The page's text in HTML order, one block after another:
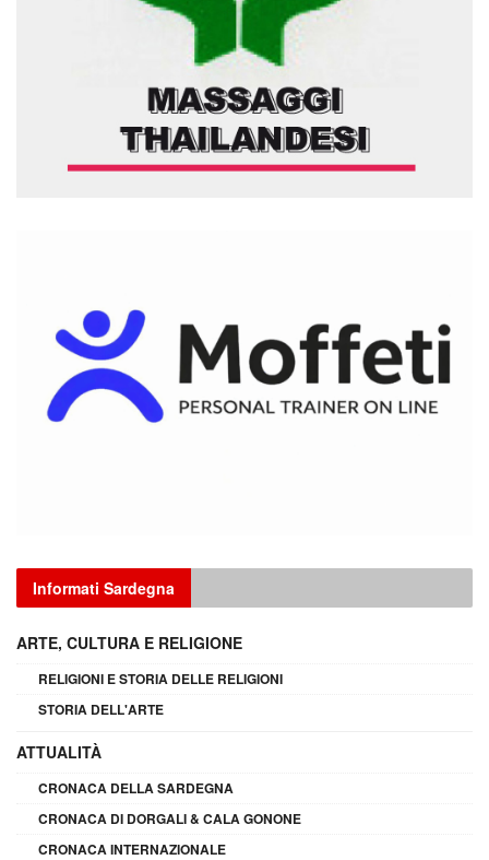
Informati Sardegna
ARTE, CULTURA E RELIGIONE
RELIGIONI E STORIA DELLE RELIGIONI
STORIA DELL'ARTE
ATTUALITÀ
CRONACA DELLA SARDEGNA
CRONACA DI DORGALI & CALA GONONE
CRONACA INTERNAZIONALE